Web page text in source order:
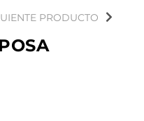
PRODUCTO